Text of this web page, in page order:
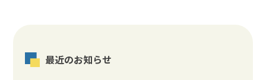
最近のお知らせ